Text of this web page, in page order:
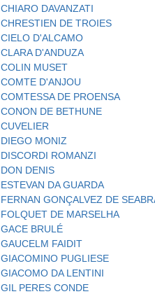
CHIARO DAVANZATI
CHRESTIEN DE TROIES
CIELO D'ALCAMO
CLARA D'ANDUZA
COLIN MUSET
COMTE D'ANJOU
COMTESSA DE PROENSA
CONON DE BETHUNE
CUVELIER
DIEGO MONIZ
DISCORDI ROMANZI
DON DENIS
ESTEVAN DA GUARDA
FERNAN GONÇALVEZ DE
FOLQUET DE MARSELHA
GACE BRULÉ
GAUCELM FAIDIT
GIACOMINO PUGLIESE
GIACOMO DA LENTINI
GIL PERES CONDE